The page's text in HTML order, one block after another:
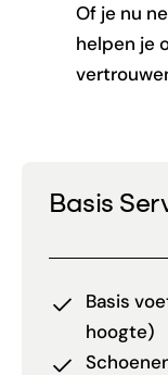
Of je nu
helpen je
Basis
Basis
hoogte)